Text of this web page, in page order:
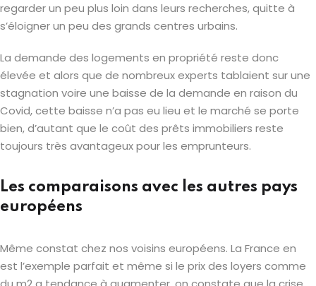
regarder un peu plus loin dans leurs recherches, quitte à
s’éloigner un peu des grands centres urbains.
La demande des logements en propriété reste donc
élevée et alors que de nombreux experts tablaient sur une
stagnation voire une baisse de la demande en raison du
Covid, cette baisse n’a pas eu lieu et le marché se porte
bien, d’autant que le coût des prêts immobiliers reste
toujours très avantageux pour les emprunteurs.
Les comparaisons avec les autres pays
européens
Même constat chez nos voisins européens. La France en
est l’exemple parfait et même si le prix des loyers comme